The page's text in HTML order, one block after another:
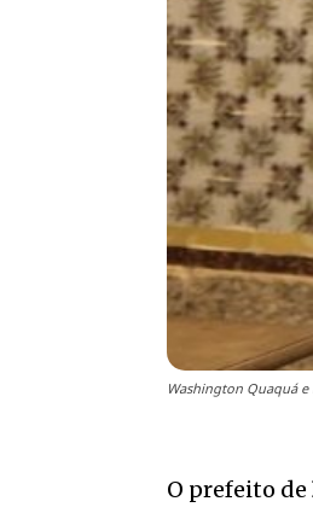
Washington Quaquá
O prefeito de